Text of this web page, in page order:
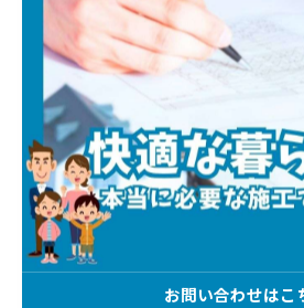
の鍵となります。
床周辺に発生するトイレ水漏れ
床周辺の水漏れは、便器と床の接
ラブルが主な原因です。埼玉県で
影響で、床材の隙間や配管のズレ
ります。例えば、排水管のパッキ
の剥がれがあると、床に水が染み
す。定期的な目視確認と床の濡れ
お問い合わせはこ